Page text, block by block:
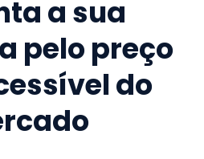
a sua
pelo preço
do